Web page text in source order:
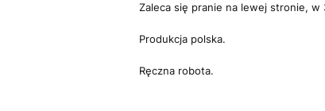
Zaleca się pranie na lewej stronie, w
Produkcja polska.
Ręczna robota.